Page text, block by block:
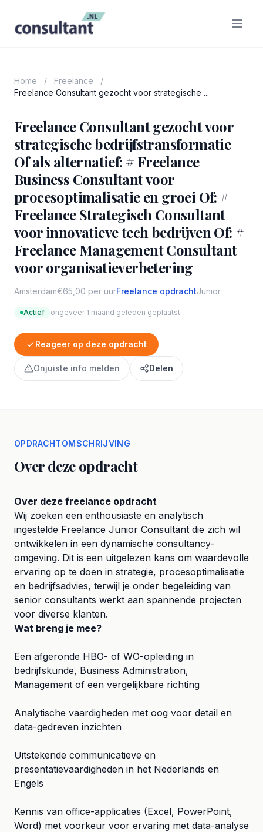
Home / Freelance
/
Freelance Consultant gezocht voor strategische ...
Freelance Consultant gezocht voor
strategische bedrijfstransformatie
Of als alternatief: # Freelance
Business Consultant voor
procesoptimalisatie en groei Of: #
Freelance Strategisch Consultant
voor innovatieve tech bedrijven Of: #
Freelance Management Consultant
voor organisatieverbetering
Amsterdam€65,00 per uurFreelance opdrachtJunior
Actief ongeveer 1 maand geleden geplaatst
Reageer op deze opdracht
Onjuiste info melden Delen
OPDRACHTOMSCHRIJVING
Over deze opdracht
Over deze freelance opdracht
Wij zoeken een enthousiaste en analytisch
ingestelde Freelance Junior Consultant die zich wil
ontwikkelen in een dynamische consultancy-
omgeving. Dit is een uitgelezen kans om waardevolle
ervaring op te doen in strategie, procesoptimalisatie
en bedrijfsadvies, terwijl je onder begeleiding van
senior consultants werkt aan spannende projecten
voor diverse klanten.
Wat breng je mee?
Een afgeronde HBO- of WO-opleiding in
bedrijfskunde, Business Administration,
Management of een vergelijkbare richting
Analytische vaardigheden met oog voor detail en
data-gedreven inzichten
Uitstekende communicatieve en
presentatievaardigheden in het Nederlands en
Engels
Kennis van office-applicaties (Excel, PowerPoint,
Word) met voorkeur voor ervaring met data-analyse